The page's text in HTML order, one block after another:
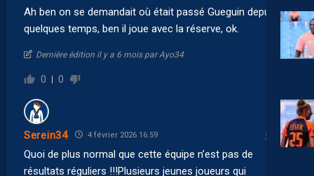
Ah ben on se demandait où était passé Gueguin depuis
quelques temps, ben il joue avec la réserve, ok.
Dernière édition il y a 6 mois par Ayo34
0 0
Serein34 4 février 2026 16:59
Quoi de plus normal que cette équipe n’est pas de
résultats réguliers !!!Plusieurs jeunes joueurs qui